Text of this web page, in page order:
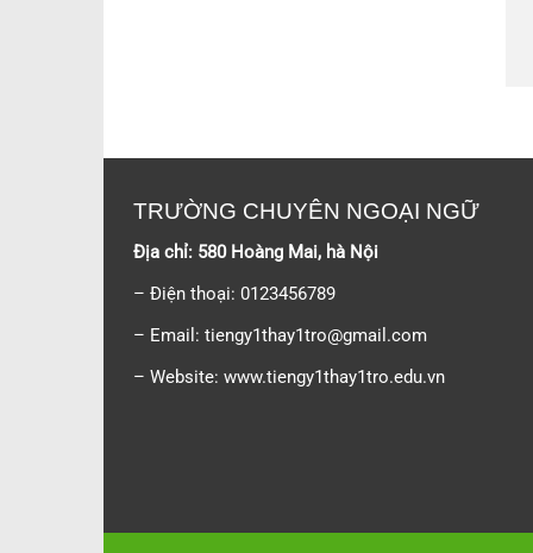
TRƯỜNG CHUYÊN NGOẠI NGỮ
Địa chỉ: 580 Hoàng Mai, hà Nội
– Điện thoại: 0123456789
– Email: tiengy1thay1tro@gmail.com
– Website: www.tiengy1thay1tro.edu.vn